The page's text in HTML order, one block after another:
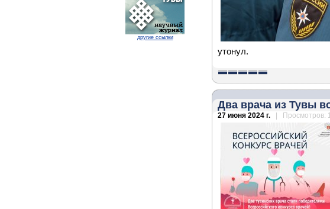
другие ссылки
утонул.
Два врача из Тувы
27 июня 2024 г. | Просмотров: